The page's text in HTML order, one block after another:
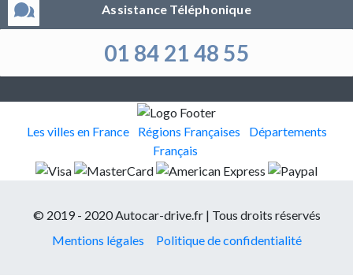
Assistance Téléphonique
01 84 21 48 55
Les villes en France Régions Françaises
Départements
Français
© 2019 - 2020 Autocar-drive.fr | Tous droits réservés
Mentions légales
Politique de confidentialité